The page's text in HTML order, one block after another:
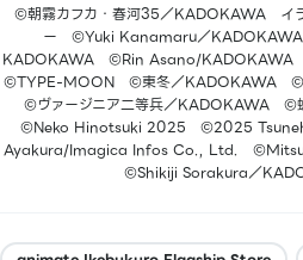
©朝霧カフカ・春河35／KADOKAWA イ
ー ©Yuki Kanamaru／
KADOKAWA ©Rin Asano/KADOKAWA
©TYPE-MOON ©東冬／KADOKAWA ©
©ヴァージニア二等兵／KADOKAWA ©
©Neko Hinotsuki 2025 ©2025
Ayakura/Imagica Infos Co., Ltd.
©Shikiji Sorakura／